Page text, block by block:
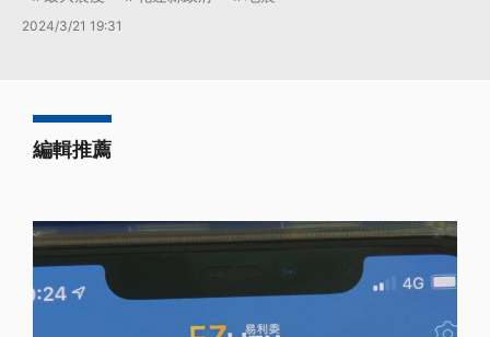
2024/3/21 19:31
編輯推薦